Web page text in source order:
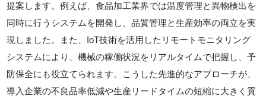
提案します。例えば、食品加工業界では温度管理と異物検出を
同時に行うシステムを開発し、品質管理と生産効率の両立を実
現しました。また、IoT技術を活用したリモートモニタリング
システムにより、機械の稼働状況をリアルタイムで把握し、予
防保全にも役立てられます。こうした先進的なアプローチが、
導入企業の不良品率低減や生産リードタイムの短縮に大きく貢